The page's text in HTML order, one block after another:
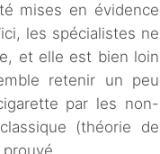
mises en évidence
les spécialistes ne
et elle est bien loin
retenir un peu
par les non-
(théorie de